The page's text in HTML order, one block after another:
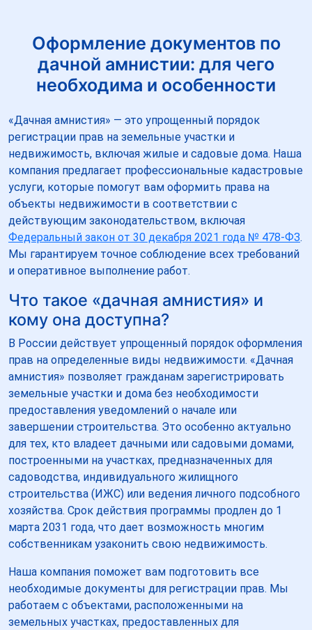
Оформление документов по
дачной амнистии: для чего
необходима и особенности
«Дачная амнистия» — это упрощенный порядок
регистрации прав на земельные участки и
недвижимость, включая жилые и садовые дома. Наша
компания предлагает профессиональные кадастровые
услуги, которые помогут вам оформить права на
объекты недвижимости в соответствии с
действующим законодательством, включая
Федеральный закон от 30 декабря 2021 года № 478-ФЗ.
Мы гарантируем точное соблюдение всех требований
и оперативное выполнение работ.
Что такое «дачная амнистия» и
кому она доступна?
В России действует упрощенный порядок оформления
прав на определенные виды недвижимости. «Дачная
амнистия» позволяет гражданам зарегистрировать
земельные участки и дома без необходимости
предоставления уведомлений о начале или
завершении строительства. Это особенно актуально
для тех, кто владеет дачными или садовыми домами,
построенными на участках, предназначенных для
садоводства, индивидуального жилищного
строительства (ИЖС) или ведения личного подсобного
хозяйства. Срок действия программы продлен до 1
марта 2031 года, что дает возможность многим
собственникам узаконить свою недвижимость.
Наша компания поможет вам подготовить все
необходимые документы для регистрации прав. Мы
работаем с объектами, расположенными на
земельных участках, предоставленных для